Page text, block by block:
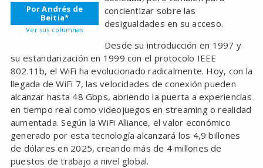
Por Andrés de
Beitia*
Ver sus columnas
concientizar sobre las
desigualdades en su acceso.
Desde su introducción en 1997 y
su estandarización en 1999 con el protocolo IEEE
802.11b, el WiFi ha evolucionado radicalmente. Hoy, con la
llegada de WiFi 7, las velocidades de conexión pueden
alcanzar hasta 48 Gbps, abriendo la puerta a experiencias
en tiempo real como videojuegos en streaming o realidad
aumentada. Según la WiFi Alliance, el valor económico
generado por esta tecnología alcanzará los 4,9 billones
de dólares en 2025, creando más de 4 millones de
puestos de trabajo a nivel global.